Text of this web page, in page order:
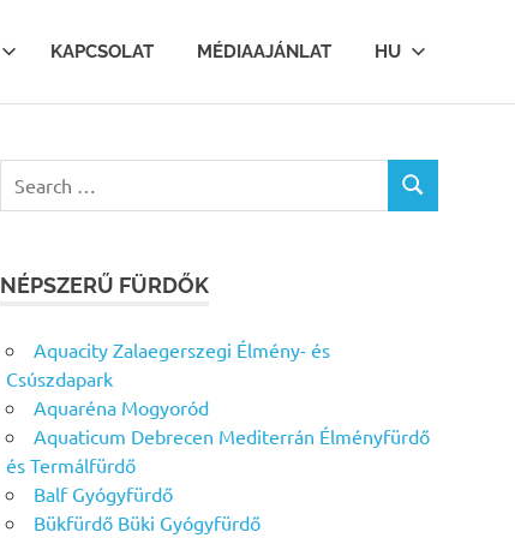
KAPCSOLAT MÉDIAAJÁNLAT HU
for:
SEARCH
NÉPSZERŰ FÜRDŐK
Aquacity Zalaegerszegi Élmény- és
Csúszdapark
Aquaréna Mogyoród
Aquaticum Debrecen Mediterrán Élményfürdő
és Termálfürdő
Balf Gyógyfürdő
Bükfürdő Büki Gyógyfürdő